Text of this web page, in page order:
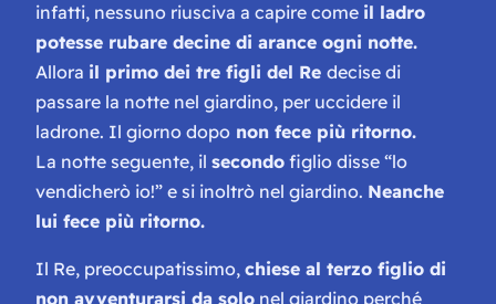
infatti, nessuno riusciva a capire come il ladro
potesse rubare decine di arance ogni notte.
Allora il primo dei tre figli del Re decise di
passare la notte nel giardino, per uccidere il
ladrone. Il giorno dopo non fece più ritorno.
La notte seguente, il secondo figlio disse “lo
vendicherò io!” e si inoltrò nel giardino. Neanche
lui fece più ritorno.
Il Re, preoccupatissimo, chiese al terzo figlio di
non avventurarsi da solo nel giardino perché